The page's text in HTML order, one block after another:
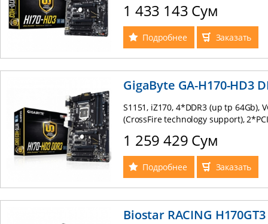
8-ch sound Realtek ALC887, Full ATX
1 433 143 Сум
Подробнее Заказать
GigaByte GA-H170-HD3
S1151, iZ170, 4*DDR3 (up tp 64Gb),
(CrossFire technology support),
8-ch sound Realtek ALC1150, Full
1 259 429 Сум
Подробнее Заказать
Biostar RACING